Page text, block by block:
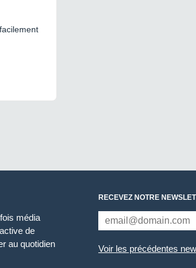
média
de
au quotidien
RECEVEZ NOTRE
Voir les précédentes